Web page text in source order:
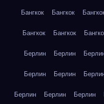
Бангкок Бангкок
Бангкок Бангкок
Берлин Берлин
Берлин Берлин
Берлин Берлин Берлин